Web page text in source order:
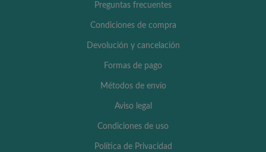
Preguntas frecuentes
Condiciones de compra
Devolución y cancelación
Formas de pago
Métodos de envío
Aviso legal
Condiciones de uso
Política de Privacidad